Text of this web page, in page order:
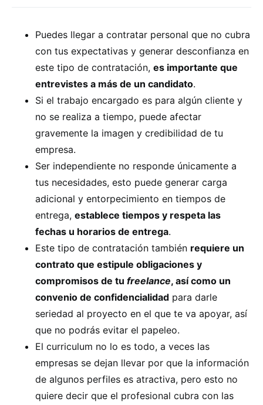
Puedes llegar a contratar personal que no cubra
con tus expectativas y generar desconfianza en
este tipo de contratación, es importante que
entrevistes a más de un candidato.
Si el trabajo encargado es para algún cliente y
no se realiza a tiempo, puede afectar
gravemente la imagen y credibilidad de tu
empresa.
Ser independiente no responde únicamente a
tus necesidades, esto puede generar carga
adicional y entorpecimiento en tiempos de
entrega, establece tiempos y respeta las
fechas u horarios de entrega.
Este tipo de contratación también requiere un
contrato que estipule obligaciones y
compromisos de tu freelance, así como un
convenio de confidencialidad para darle
seriedad al proyecto en el que te va apoyar, así
que no podrás evitar el papeleo.
El curriculum no lo es todo, a veces las
empresas se dejan llevar por que la información
de algunos perfiles es atractiva, pero esto no
quiere decir que el profesional cubra con las